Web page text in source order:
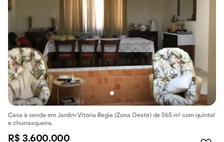
Casa à venda em Jardim Vitoria Regia (Zona Oeste) de 565 m² com quintal
e churrasqueira.
R$ 3.600.000